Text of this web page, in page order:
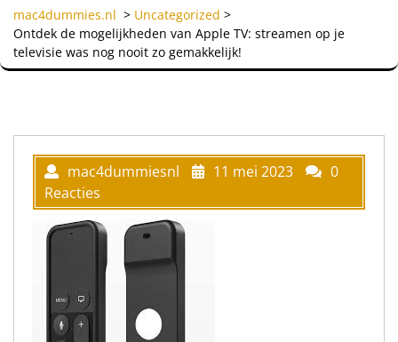
mac4dummies.nl > Uncategorized >
Ontdek de mogelijkheden van Apple TV: streamen op je
televisie was nog nooit zo gemakkelijk!
mac4dummiesnl 11 mei 2023
0
Reacties